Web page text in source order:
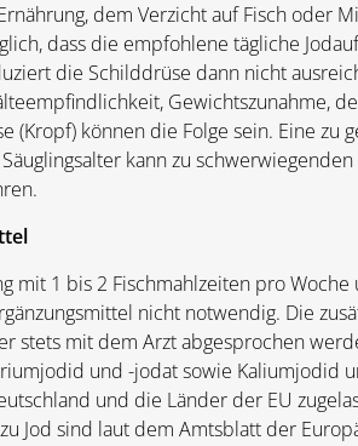
dem Verzicht auf Fisch oder
dass die empfohlene tägliche
die Schilddrüse dann nicht
Gewichtszunahme,
(Kropf) können die Folge sein. Eine zu
kann zu
mit 1 bis 2 Fischmahlzeiten pro
nicht notwendig. Die
stets mit dem Arzt abgesprochen
und -jodat sowie Kaliumjodid
und die Länder der EU
Jod sind laut dem Amtsblatt der